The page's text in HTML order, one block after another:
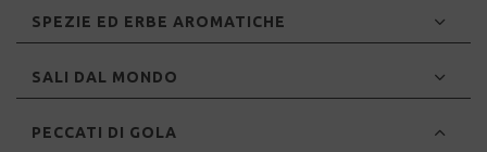
SPEZIE ED ERBE AROMATICHE
SALI DAL MONDO
PECCATI DI GOLA